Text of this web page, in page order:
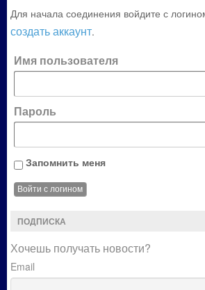
Для начала соединения войдите с
создать аккаунт.
Имя пользователя
Пароль
Запомнить меня
ПОДПИСКА
Хочешь получать новости?
Email